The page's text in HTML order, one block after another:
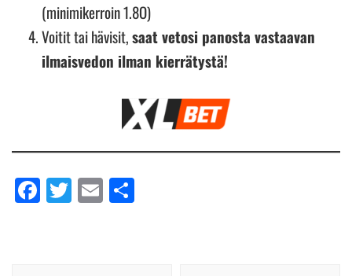
(minimikerroin 1.8O)
Voitit tai hävisit,saat vetosi panosta vastaavan
ilmaisvedon ilman kierrätystä!
Facebook
Twitter
Email